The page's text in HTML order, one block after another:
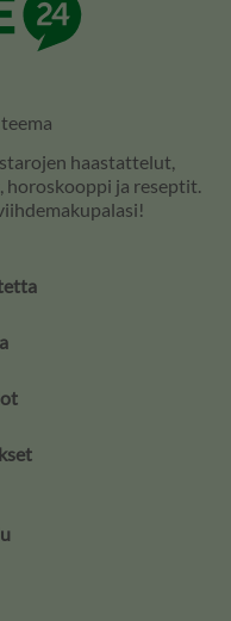
haastattelut,
ja reseptit.